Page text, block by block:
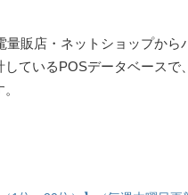
販店・ネットショップから
ているPOSデータベースで